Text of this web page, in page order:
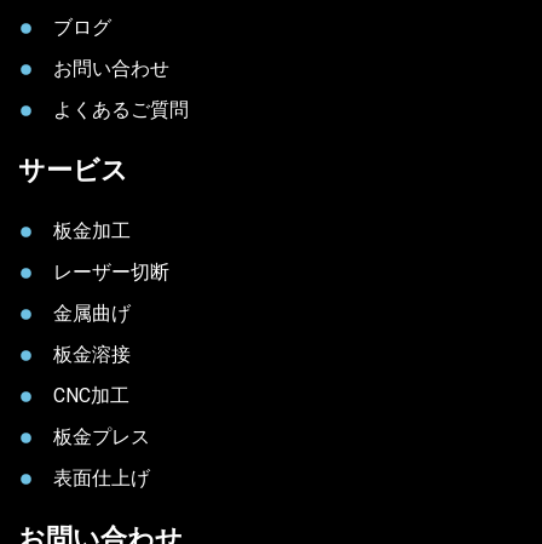
ブログ
お問い合わせ
よくあるご質問
サービス
板金加工
レーザー切断
金属曲げ
板金溶接
CNC加工
板金プレス
表面仕上げ